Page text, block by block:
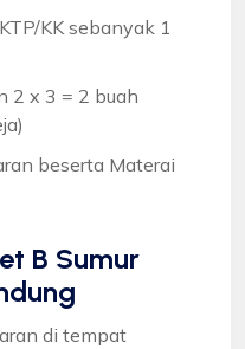
KK sebanyak 1
2 x 3 = 2 buah
beserta Materai
B Sumur
di tempat